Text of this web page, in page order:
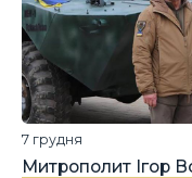
Митрополит Ігор
7 грудня